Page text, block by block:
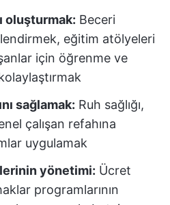
oluşturmak: Beceri
eğitim atölyeleri
için öğrenme ve
sağlamak: Ruh sağlığı,
çalışan refahına
uygulamak
yönetimi: Ücret
programlarının